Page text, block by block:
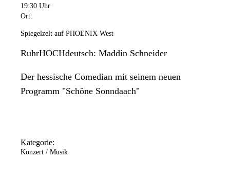
19:30 Uhr
Ort:
Spiegelzelt auf PHOENIX West
RuhrHOCHdeutsch: Maddin Schneider
Der hessische Comedian mit seinem neuen
Programm "Schöne Sonndaach"
Kategorie:
Konzert / Musik